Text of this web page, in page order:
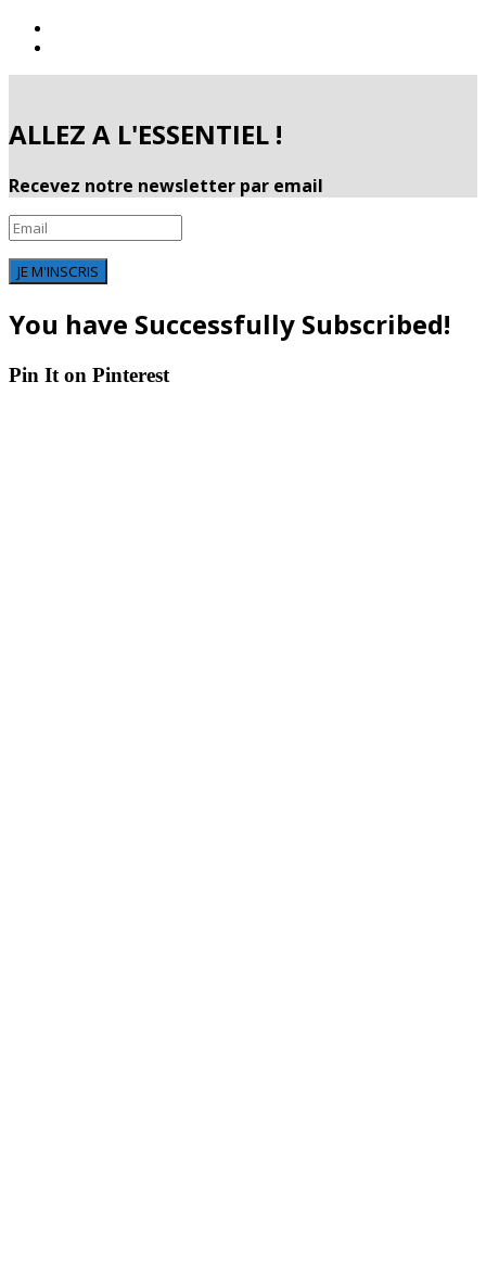
ALLEZ A L'ESSENTIEL !
Recevez notre newsletter par email
JE M'INSCRIS
You have Successfully Subscribed!
Pin It on Pinterest